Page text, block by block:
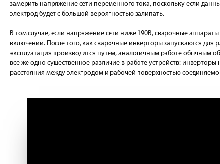
замерить напряжение сети переменного тока, поскольку если
электрод будет с большой вероятностью залипать.
В том случае, если напряжение сети ниже 190В, сварочные
включении. После того, как сварочные инверторы запускаются для
эксплуатация производится путем, аналогичным работе обычным
все же одно существенное различие в работе устройств:
расстояния между электродом и рабочей поверхностью